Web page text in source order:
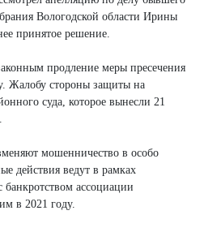
Вологодской области Ирины
принятое решение.
продление меры пресечения
Жалобу стороны защиты на
суда, которое вынесли 21
мошенничество в особо
действия ведут в рамках
банкротством ассоциации
в 2021 году.